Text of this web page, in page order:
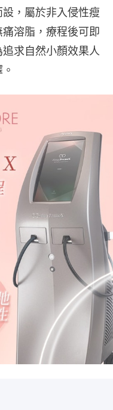
，屬於非入侵性瘦
溶脂，療程後可即
求自然小顏效果人